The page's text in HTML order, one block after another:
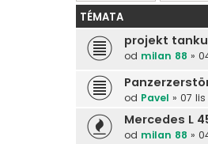
TÉMATA
projekt
od milan 88 »
od Pavel » 07 lis
Mercedes L
od milan 88 »